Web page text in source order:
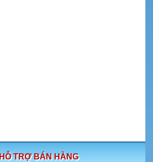
HỖ TRỢ BÁN HÀNG